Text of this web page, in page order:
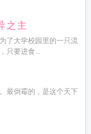
之主
了大学校园里的一只流
只要进食...
最倒霉的，是这个天下